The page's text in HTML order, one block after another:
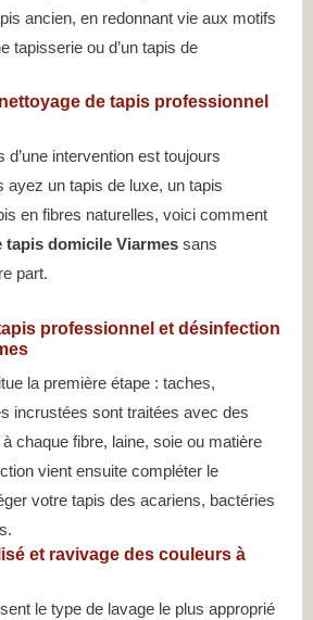
ancien, en redonnant vie aux motifs
tapisserie ou d’un tapis de
de tapis professionnel
intervention est toujours
ayez un tapis de luxe, un tapis
en fibres naturelles, voici comment
tapis domicile Viarmes sans
part.
professionnel et désinfection
la première étape : taches,
incrustées sont traitées avec des
chaque fibre, laine, soie ou matière
vient ensuite compléter le
votre tapis des acariens, bactéries
et ravivage des couleurs à
le type de lavage le plus approprié